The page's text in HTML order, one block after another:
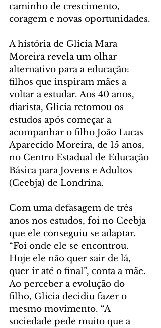
caminho de crescimento,
coragem e novas oportunidades.
A história de Glicia Mara
Moreira revela um olhar
alternativo para a educação:
filhos que inspiram mães a
voltar a estudar. Aos 40 anos,
diarista, Glicia retomou os
estudos após começar a
acompanhar o filho João Lucas
Aparecido Moreira, de 15 anos,
no Centro Estadual de Educação
Básica para Jovens e Adultos
(Ceebja) de Londrina.
Com uma defasagem de três
anos nos estudos, foi no Ceebja
que ele conseguiu se adaptar.
“Foi onde ele se encontrou.
Hoje ele não quer sair de lá,
quer ir até o final”, conta a mãe.
Ao perceber a evolução do
filho, Glicia decidiu fazer o
mesmo movimento. “A
sociedade pede muito que a